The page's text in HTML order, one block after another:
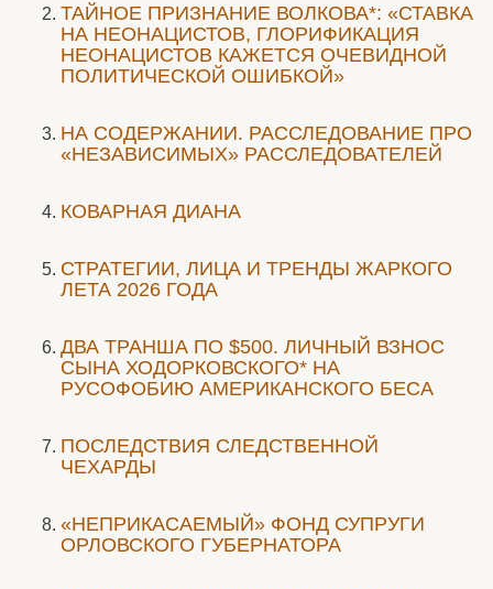
ТАЙНОЕ ПРИЗНАНИЕ ВОЛКОВА*: «СТАВКА
НА НЕОНАЦИСТОВ, ГЛОРИФИКАЦИЯ
НЕОНАЦИСТОВ КАЖЕТСЯ ОЧЕВИДНОЙ
ПОЛИТИЧЕСКОЙ ОШИБКОЙ»
НА СОДЕРЖАНИИ. РАССЛЕДОВАНИЕ ПРО
«НЕЗАВИСИМЫХ» РАССЛЕДОВАТЕЛЕЙ
КОВАРНАЯ ДИАНА
СТРАТЕГИИ, ЛИЦА И ТРЕНДЫ ЖАРКОГО
ЛЕТА 2026 ГОДА
ДВА ТРАНША ПО $500. ЛИЧНЫЙ ВЗНОС
СЫНА ХОДОРКОВСКОГО* НА
РУСОФОБИЮ АМЕРИКАНСКОГО БЕСА
ПОСЛЕДСТВИЯ СЛЕДСТВЕННОЙ
ЧЕХАРДЫ
«НЕПРИКАСАЕМЫЙ» ФОНД СУПРУГИ
ОРЛОВСКОГО ГУБЕРНАТОРА